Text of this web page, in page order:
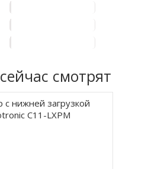
сейчас смотрят